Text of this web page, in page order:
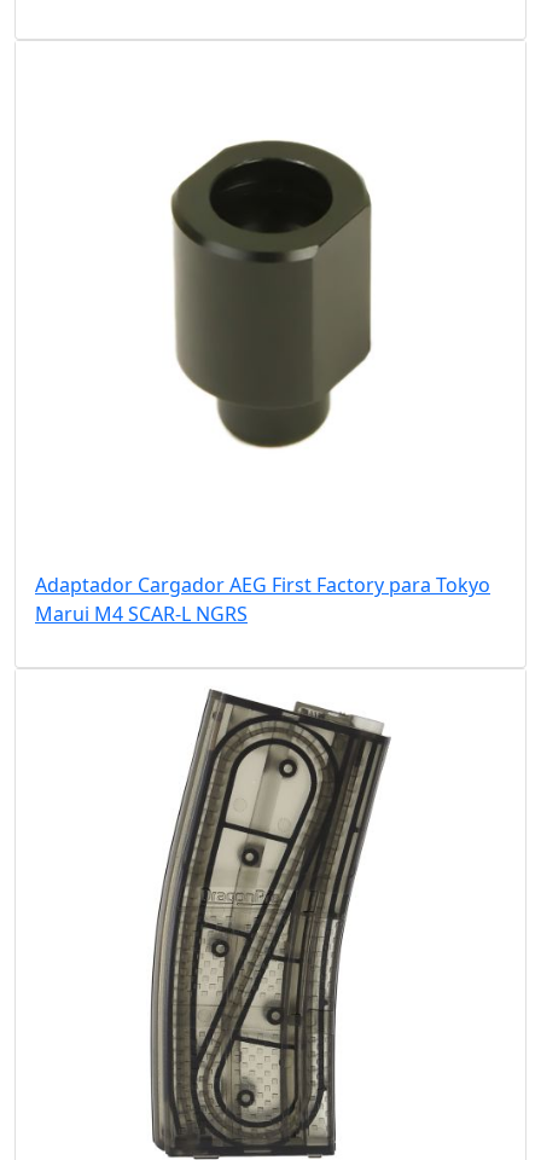
Adaptador Cargador AEG First Factory para Tokyo
Marui M4 SCAR-L NGRS